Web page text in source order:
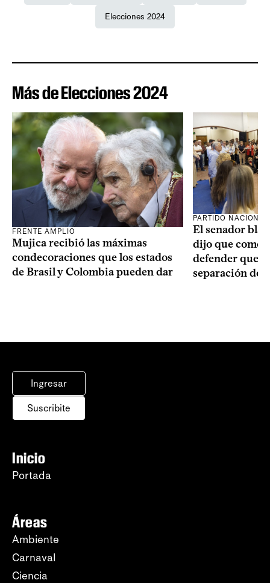
Elecciones 2024
Más de Elecciones 2024
FRENTE AMPLIO
Mujica recibió las máximas
condecoraciones que los estados
de Brasil y Colombia pueden dar
PARTIDO NACIONAL
El senador
dijo que como
defender que
separación de
Ingresar
Suscribite
Inicio
Portada
Áreas
Ambiente
Carnaval
Ciencia